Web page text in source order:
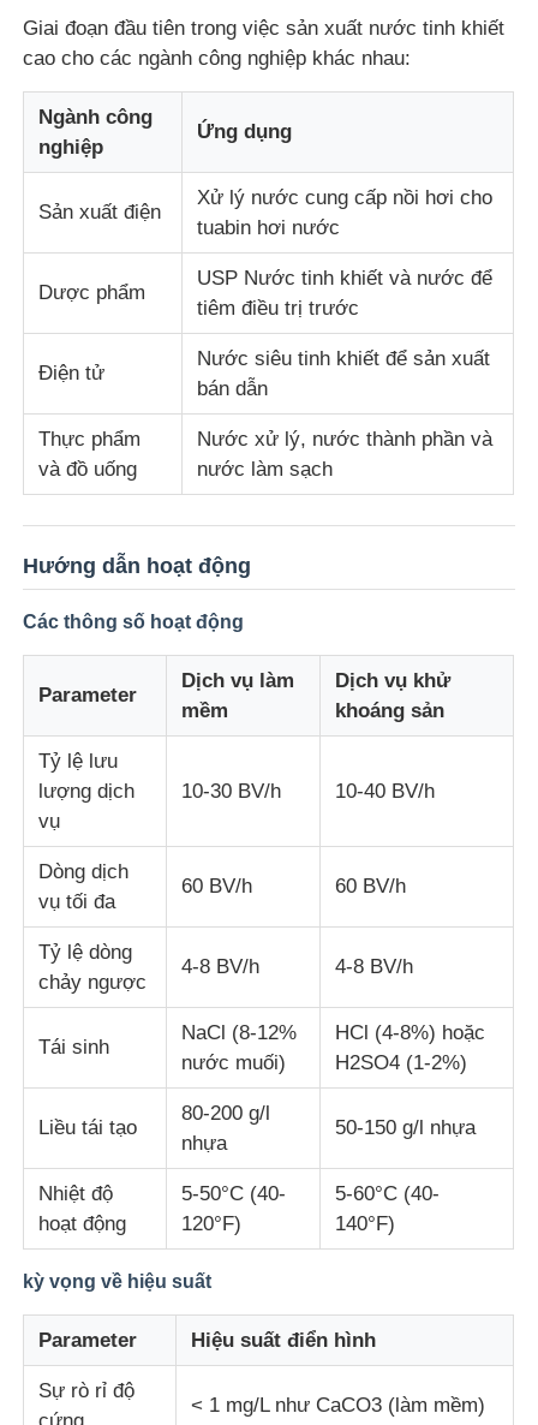
Giai đoạn đầu tiên trong việc sản xuất nước tinh khiết
cao cho các ngành công nghiệp khác nhau:
Ngành công
nghiệp
Ứng dụng
Sản xuất điện
Xử lý nước cung cấp nồi hơi cho
tuabin hơi nước
Dược phẩm
USP Nước tinh khiết và nước để
tiêm điều trị trước
Điện tử
Nước siêu tinh khiết để sản xuất
bán dẫn
Thực phẩm
và đồ uống
Nước xử lý, nước thành phần và
nước làm sạch
Hướng dẫn hoạt động
Các thông số hoạt động
Parameter
Dịch vụ làm
mềm
Dịch vụ khử
khoáng sản
Tỷ lệ lưu
lượng dịch
vụ
10-30 BV/h 10-40 BV/h
Dòng dịch
vụ tối đa
60 BV/h 60 BV/h
Tỷ lệ dòng
chảy ngược
4-8 BV/h 4-8 BV/h
Tái sinh
NaCl (8-12%
nước muối)
HCl (4-8%) hoặc
H2SO4 (1-2%)
Liều tái tạo
80-200 g/l
nhựa
50-150 g/l nhựa
Nhiệt độ
hoạt động
5-50°C (40-
120°F)
5-60°C (40-
140°F)
kỳ vọng về hiệu suất
Parameter Hiệu suất điển hình
Sự rò rỉ độ
cứng
< 1 mg/L như CaCO3 (làm mềm)